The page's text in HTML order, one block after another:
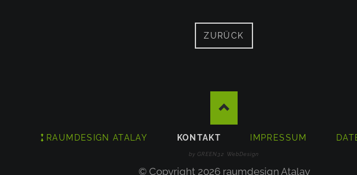
ZURÜCK
ÜBERSPRINGEN
RAUMDESIGN ATALAY KONTAKT IMPRESSUM
by GREEN32 WebDesign
© Copyright 2026 raumdesign Atalay